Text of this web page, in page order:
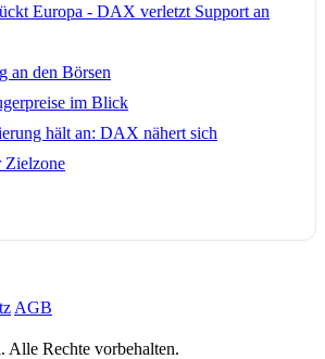
Europa - DAX verletzt Support an
an den Börsen
im Blick
hält an: DAX nähert sich
Zielzone
AGB
Alle Rechte vorbehalten.